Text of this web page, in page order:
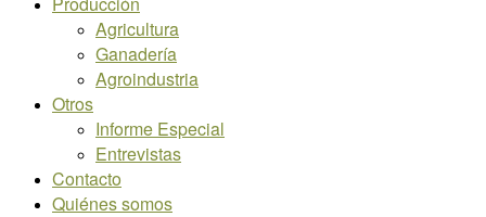
Agricultura
Ganadería
Agroindustria
Otros
Informe Especial
Entrevistas
Contacto
Quiénes somos